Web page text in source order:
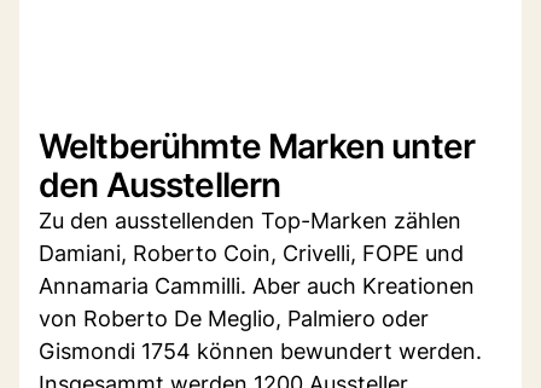
Weltberühmte Marken unter
den Ausstellern
Zu den ausstellenden Top-Marken zählen
Damiani, Roberto Coin, Crivelli, FOPE und
Annamaria Cammilli. Aber auch Kreationen
von Roberto De Meglio, Palmiero oder
Gismondi 1754 können bewundert werden.